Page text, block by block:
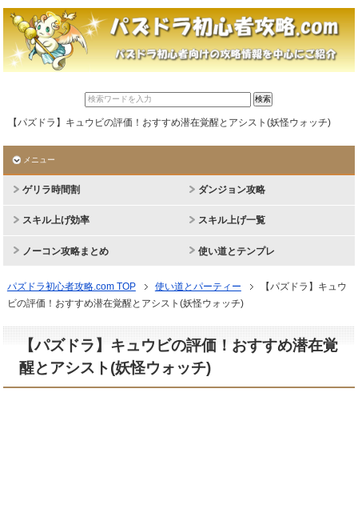
【パズドラ】キュウビの評価！おすすめ潜在覚醒とアシスト(妖怪ウォッチ)
メニュー
ゲリラ時間割 ダンジョン攻略
スキル上げ効率 スキル上げ一覧
ノーコン攻略まとめ 使い道とテンプレ
パズドラ初心者攻略.com TOP 使い道とパーティー
【パズドラ】キュウ
ビの評価！おすすめ潜在覚醒とアシスト(妖怪ウォッチ)
【パズドラ】キュウビの評価！おすすめ潜在覚
醒とアシスト(妖怪ウォッチ)